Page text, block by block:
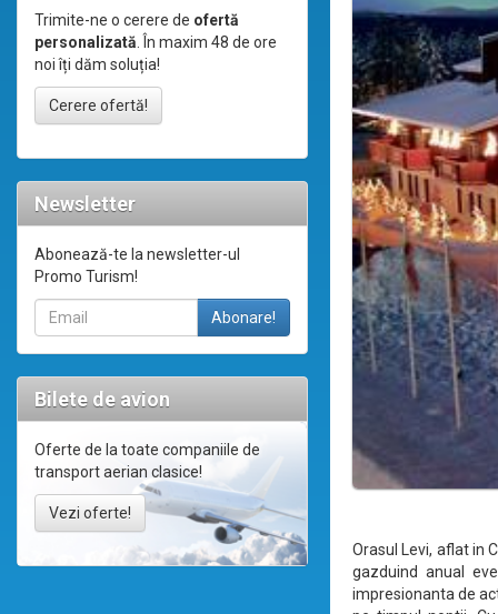
Trimite-ne o cerere de ofertă
personalizată. În maxim 48 de ore
noi îți dăm soluția!
Cerere ofertă!
Newsletter
Abonează-te la newsletter-ul
Promo Turism!
Bilete de avion
Oferte de la toate companiile de
transport aerian clasice!
Vezi oferte!
Orasul Levi, aflat in
gazduind anual
impresionanta de